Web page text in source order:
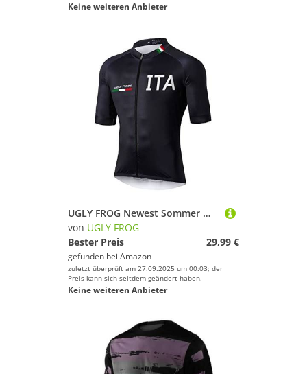
Keine weiteren Anbieter
UGLY FROG Newest Sommer Wear Britische Flagge Design Herren Männer Kurze Hülse Zyklus Jersey Kurzarm Fahrradtrikot Fahrrad Hemd Fahrrad Radfahren Trikot Cycling Jersey Bike Shirt
von UGLY FROG
Bester Preis
29,99 €
gefunden bei Amazon
zuletzt überprüft am 27.09.2025 um 00:03; der
Preis kann sich seitdem geändert haben.
Keine weiteren Anbieter